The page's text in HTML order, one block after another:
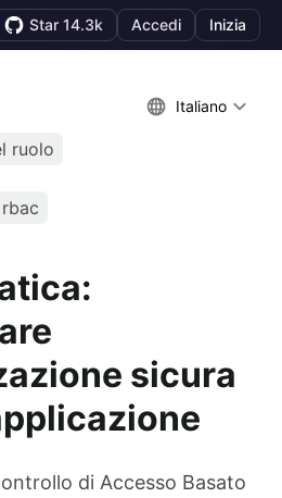
Star 14.3k Accedi Inizia
Italiano
ruolo
sicura
di Accesso Basato